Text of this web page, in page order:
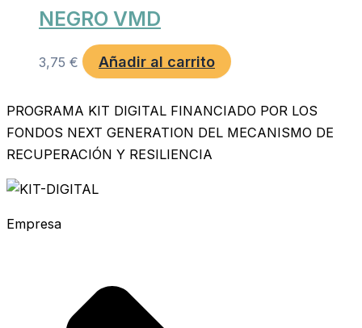
NEGRO VMD
3,75 € Añadir al carrito
PROGRAMA KIT DIGITAL FINANCIADO POR LOS
FONDOS NEXT GENERATION DEL MECANISMO DE
RECUPERACIÓN Y RESILIENCIA
Empresa